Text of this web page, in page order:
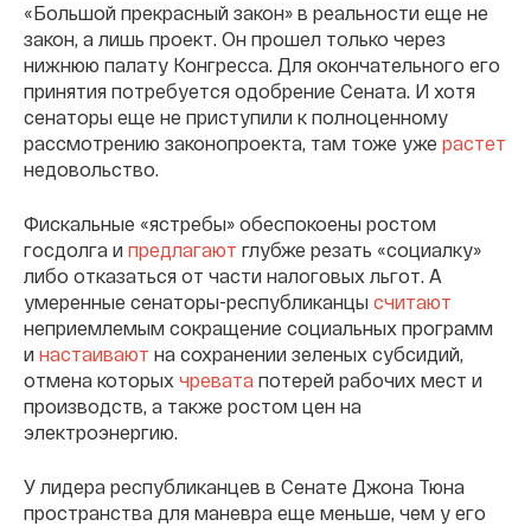
«Большой прекрасный закон» в реальности еще не
закон, а лишь проект. Он прошел только через
нижнюю палату Конгресса. Для окончательного его
принятия потребуется одобрение Сената. И хотя
сенаторы еще не приступили к полноценному
рассмотрению законопроекта, там тоже уже растет
недовольство.
Фискальные «ястребы» обеспокоены ростом
госдолга и предлагают глубже резать «социалку»
либо отказаться от части налоговых льгот. А
умеренные сенаторы-республиканцы считают
неприемлемым сокращение социальных программ
и настаивают на сохранении зеленых субсидий,
отмена которых чревата потерей рабочих мест и
производств, а также ростом цен на
электроэнергию.
У лидера республиканцев в Сенате Джона Тюна
пространства для маневра еще меньше, чем у его